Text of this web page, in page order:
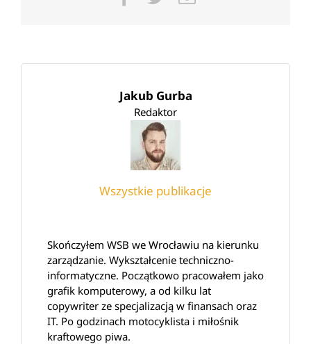
Jakub Gurba
Redaktor
Wszystkie publikacje
Skończyłem WSB we Wrocławiu na kierunku
zarządzanie. Wykształcenie techniczno-
informatyczne. Początkowo pracowałem jako
grafik komputerowy, a od kilku lat
copywriter ze specjalizacją w finansach oraz
IT. Po godzinach motocyklista i miłośnik
kraftowego piwa.